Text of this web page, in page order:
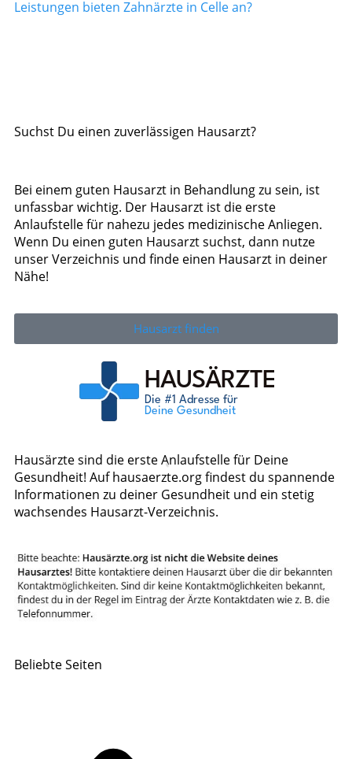
Leistungen bieten Zahnärzte in Celle an?
Suchst Du einen zuverlässigen Hausarzt?
Bei einem guten Hausarzt in Behandlung zu sein, ist
unfassbar wichtig. Der Hausarzt ist die erste
Anlaufstelle für nahezu jedes medizinische Anliegen.
Wenn Du einen guten Hausarzt suchst, dann nutze
unser Verzeichnis und finde einen Hausarzt in deiner
Nähe!
Hausarzt finden
Hausärzte sind die erste Anlaufstelle für Deine
Gesundheit! Auf hausaerzte.org findest du spannende
Informationen zu deiner Gesundheit und ein stetig
wachsendes Hausarzt-Verzeichnis.
Beliebte Seiten